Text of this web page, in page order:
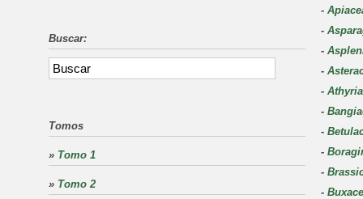
-
-
-
-
-
-
-
-
-
-
Buscar:
Tomos
» Tomo 1
» Tomo 2